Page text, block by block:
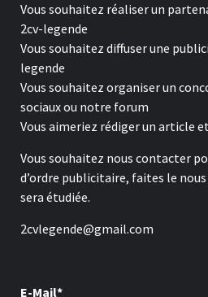
Vous souhaitez réaliser un
2cv-legende
Vous souhaitez diffuser une
legende
Vous souhaitez organiser un
sociaux ou notre forum
Vous aimeriez rédiger un article
Vous souhaitez nous contacter
d’ordre publicitaire, faites le
sera étudiée.
2cvlegende@gmail.com
E-Mail*